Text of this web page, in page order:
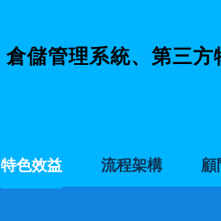
倉儲管理系統、第三
特色效益 流程架構 顧